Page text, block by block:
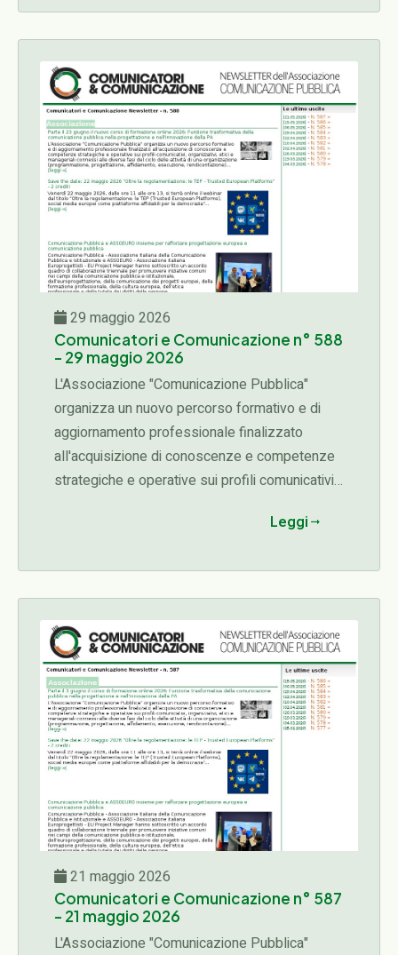
progettazione, affidamento, esecuzione,
rendicontazione)...
29 maggio 2026
Comunicatori e Comunicazione n° 588
- 29 maggio 2026
L'Associazione "Comunicazione Pubblica"
organizza un nuovo percorso formativo e di
aggiornamento professionale finalizzato
all'acquisizione di conoscenze e competenze
strategiche e operative sui profili comunicativi,
diverse fasi del ciclo delle attività di una
progettazione, affidamento, esecuzione,
rendicontazione)...
Leggi
21 maggio 2026
Comunicatori e Comunicazione n° 587
- 21 maggio 2026
L'Associazione "Comunicazione Pubblica"